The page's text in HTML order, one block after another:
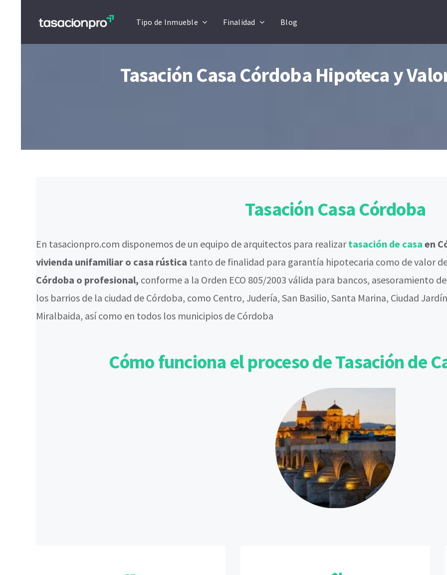
Tipo de Inmueble Finalidad Blog
Tasación Casa Córdoba Hipoteca y
Tasación Casa Córdoba
En tasacionpro.com disponemos de un equipo de arquitectos para realizartasación de casa en
vivienda unifamiliar o casa rústica tanto de finalidad para garantía hipotecaria como de valor
Córdoba o profesional, conforme a la Orden ECO 805/2003 válida para bancos, asesoramiento
los barrios de la ciudad de Córdoba, como Centro, Judería, San Basilio, Santa Marina, Ciudad
Miralbaida, así como en todos los municipios de Córdoba
Cómo funciona el proceso de Tasación de